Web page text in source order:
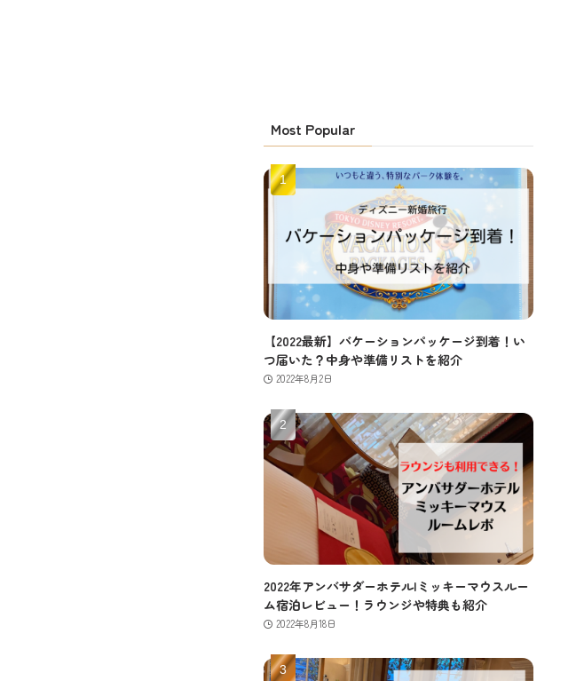
Most Popular
【2022最新】バケーションパッケージ到着！い
つ届いた？中身や準備リストを紹介
2022年8月2日
2022年アンバサダーホテル|ミッキーマウスルー
ム宿泊レビュー！ラウンジや特典も紹介
2022年8月18日